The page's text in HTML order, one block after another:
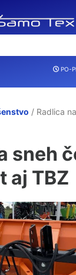
PO-
/ Radlica
sneh
aj TBZ